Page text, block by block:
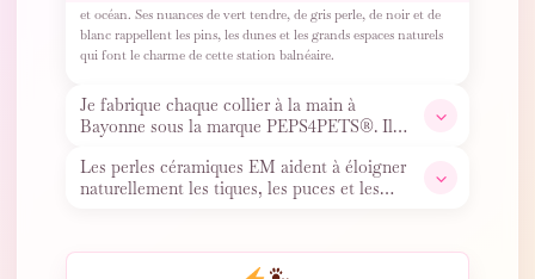
et océan. Ses nuances de vert tendre, de gris perle, de noir et de
blanc rappellent les pins, les dunes et les grands espaces naturels
qui font le charme de cette station balnéaire.
Je fabrique chaque collier à la main à
Bayonne sous la marque PEPS4PETS®. Il
Les perles céramiques EM aident à éloigner
naturellement les tiques, les puces et les